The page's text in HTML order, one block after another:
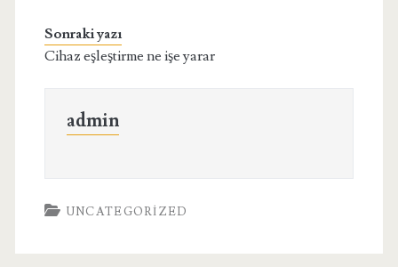
Sonraki yazı
Cihaz eşleştirme ne işe yarar
admin
UNCATEGORIZED